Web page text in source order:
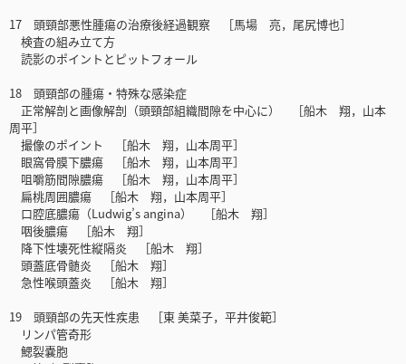
17 頭頸部悪性腫瘍の治療後経過観察 ［馬場 亮，尾尻博也］
検査の組み立て方
読影のポイントとピットフォール
18 頭頸部の腫瘍・特殊な感染症
正常解剖と画像解剖（頭頸部組織間隙を中心に） ［船木 翔，山本
周平］
撮像のポイント ［船木 翔，山本周平］
眼窩骨膜下膿瘍 ［船木 翔，山本周平］
咀嚼筋間隙膿瘍 ［船木 翔，山本周平］
扁桃周囲膿瘍 ［船木 翔，山本周平］
口腔底膿瘍（Ludwig’s angina） ［船木 翔］
咽後膿瘍 ［船木 翔］
降下性壊死性縦隔炎 ［船木 翔］
頭蓋底骨髄炎 ［船木 翔］
急性喉頭蓋炎 ［船木 翔］
19 頭頸部の先天性疾患 ［東 美菜子，平井俊範］
リンパ管奇形
鰓裂嚢胞